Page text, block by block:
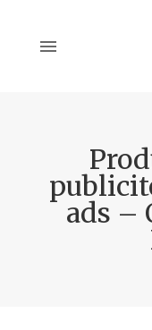
ads –